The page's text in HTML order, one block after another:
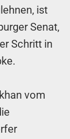
ist
Senat,
Schritt in
vom